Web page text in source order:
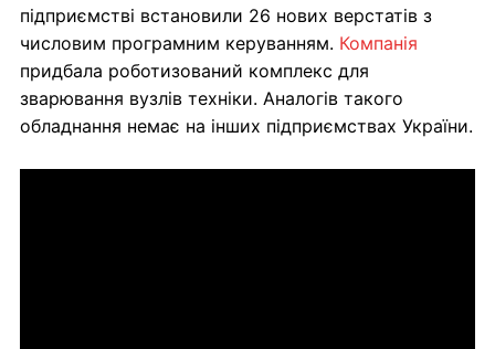
підприємстві встановили 26 нових верстатів з
числовим програмним керуванням. Компанія
придбала роботизований комплекс для
зварювання вузлів техніки. Аналогів такого
обладнання немає на інших підприємствах України.